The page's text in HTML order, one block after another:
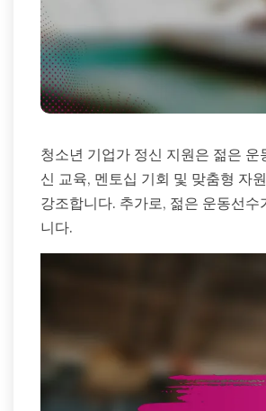
청소년 기업가 정신 지원은 젊은
신 교육, 멘토십 기회 및 맞춤형 자
강조합니다. 추가로, 젊은 운동선
니다.